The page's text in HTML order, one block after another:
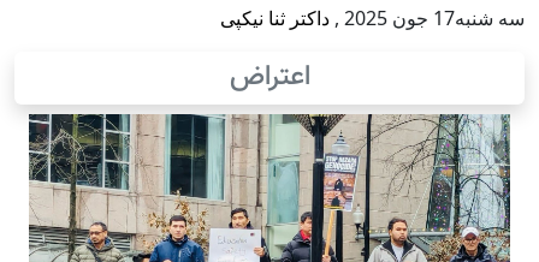
سه شنبه17 جون 2025 , داکتر ثنا نیکپی
اعتراض